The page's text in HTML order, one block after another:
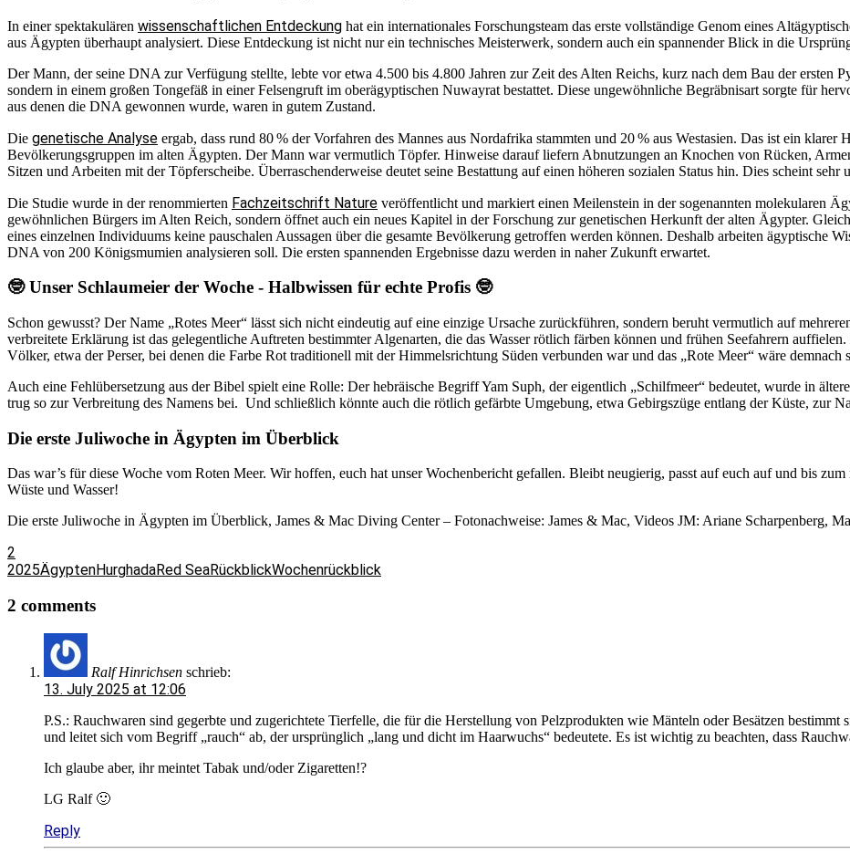
In einer spektakulären wissenschaftlichen Entdeckung hat ein internationales Forschungsteam das erste vollständige Genom eines
aus Ägypten überhaupt analysiert. Diese Entdeckung ist nicht nur ein technisches Meisterwerk, sondern auch ein spannender Blick in die
Der Mann, der seine DNA zur Verfügung stellte, lebte vor etwa 4.500 bis 4.800 Jahren zur Zeit des Alten Reichs, kurz nach dem Bau der
sondern in einem großen Tongefäß in einer Felsengruft im oberägyptischen Nuwayrat bestattet. Diese ungewöhnliche Begräbnisart sorgte für
aus denen die DNA gewonnen wurde, waren in gutem Zustand.
Die genetische Analyse ergab, dass rund 80 % der Vorfahren des Mannes aus Nordafrika stammten und 20 % aus Westasien. Das ist ein
Bevölkerungsgruppen im alten Ägypten. Der Mann war vermutlich Töpfer. Hinweise darauf liefern Abnutzungen an Knochen von Rücken,
Sitzen und Arbeiten mit der Töpferscheibe. Überraschenderweise deutet seine Bestattung auf einen höheren sozialen Status hin. Dies scheint
Die Studie wurde in der renommierten Fachzeitschrift Nature veröffentlicht und markiert einen Meilenstein in der sogenannten molekularen
gewöhnlichen Bürgers im Alten Reich, sondern öffnet auch ein neues Kapitel in der Forschung zur genetischen Herkunft der alten Ägypter.
eines einzelnen Individuums keine pauschalen Aussagen über die gesamte Bevölkerung getroffen werden können. Deshalb arbeiten ägyptische
DNA von 200 Königsmumien analysieren soll. Die ersten spannenden Ergebnisse dazu werden in naher Zukunft erwartet.
🤓 Unser Schlaumeier der Woche - Halbwissen für echte Profis 🤓
Schon gewusst? Der Name „Rotes Meer“ lässt sich nicht eindeutig auf eine einzige Ursache zurückführen, sondern beruht vermutlich auf
verbreitete Erklärung ist das gelegentliche Auftreten bestimmter Algenarten, die das Wasser rötlich färben können und frühen Seefahrern
Völker, etwa der Perser, bei denen die Farbe Rot traditionell mit der Himmelsrichtung Süden verbunden war und das „Rote Meer“ wäre demnach
Auch eine Fehlübersetzung aus der Bibel spielt eine Rolle: Der hebräische Begriff Yam Suph, der eigentlich „Schilfmeer“ bedeutet, wurde in
trug so zur Verbreitung des Namens bei. Und schließlich könnte auch die rötlich gefärbte Umgebung, etwa Gebirgszüge entlang der Küste, zur
Die erste Juliwoche in Ägypten im Überblick
Das war’s für diese Woche vom Roten Meer. Wir hoffen, euch hat unser Wochenbericht gefallen. Bleibt neugierig, passt auf euch auf und bis
Wüste und Wasser!
Die erste Juliwoche in Ägypten im Überblick, James & Mac Diving Center – Fotonachweise: James & Mac, Videos JM: Ariane Scharpenberg,
2
2025ÄgyptenHurghadaRed SeaRückblickWochenrückblick
2 comments
Ralf Hinrichsen schrieb:
13. July 2025 at 12:06
P.S.: Rauchwaren sind gegerbte und zugerichtete Tierfelle, die für die Herstellung von Pelzprodukten wie Mänteln oder Besätzen
und leitet sich vom Begriff „rauch“ ab, der ursprünglich „lang und dicht im Haarwuchs“ bedeutete. Es ist wichtig zu beachten, dass
Ich glaube aber, ihr meintet Tabak und/oder Zigaretten!?
LG Ralf 🙂
Reply